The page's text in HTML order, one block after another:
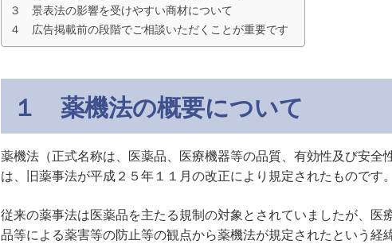
３ 景表法の影響を受けやすい商材について
４ 広告掲載前の段階でご相談いただくことが重要です
１ 薬機法の概要について
薬機法（正式名称は、医薬品、医療機器等の品質、有効性及び安全
は、旧薬事法が平成２５年１１月の改正により規定されたものです。
従来の薬事法は医薬品を主たる規制の対象とされていましたが、医
品等による薬害等の防止等の観点から薬機法が規定されたという経